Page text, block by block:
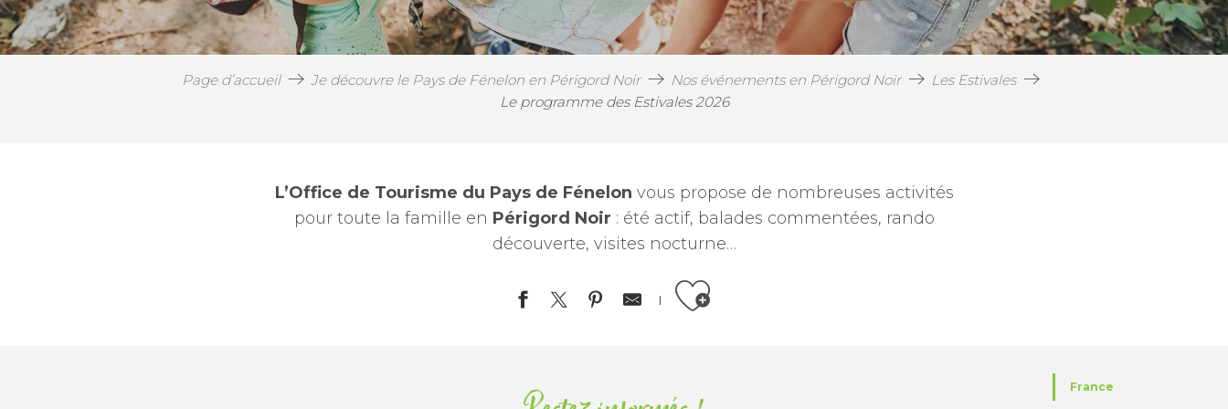
Page d’accueil Je découvre le Pays de Fénelon en Périgord Noir Nos événements en Périgord Noir
Les Estivales
Le programme des Estivales 2026
L’Office de Tourisme du Pays de Fénelon vous propose de nombreuses activités
pour toute la famille en Périgord Noir : été actif, balades commentées, rando
découverte, visites nocturne…
Ajouter aux favoris
France